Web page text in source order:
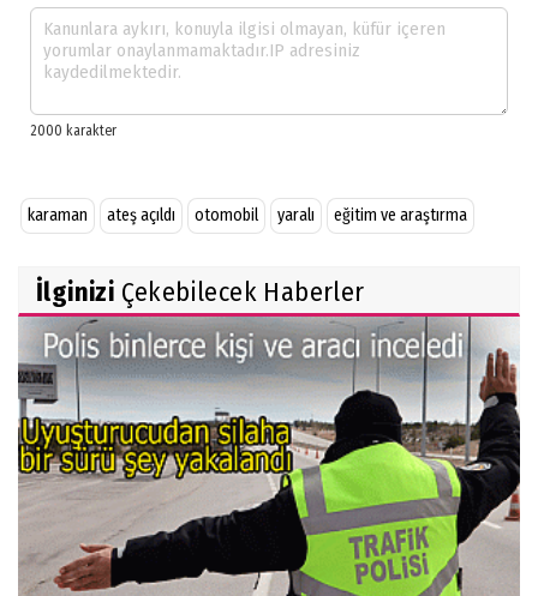
karaman ateş açıldı otomobil yaralı eğitim ve araştırma
İlginizi Çekebilecek Haberler